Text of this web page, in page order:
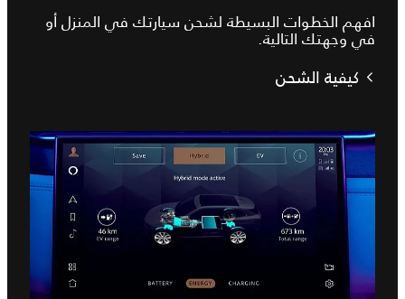
افهم الخطوات البسيطة لشحن سيارتك في المنزل أو
في وجهتك التالية.
كيفية الشحن